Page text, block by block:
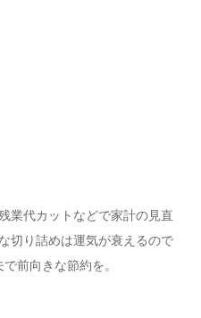
業代カットなどで家計の見直
切り詰めは運気が衰えるので
前向きな節約を。